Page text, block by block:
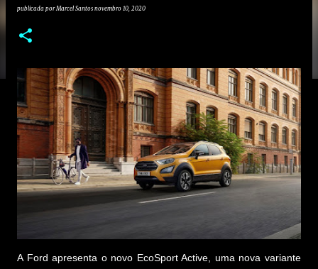
publicada porMarcel Santos novembro 10, 2020
A Ford apresenta o novo EcoSport Active, uma nova variante